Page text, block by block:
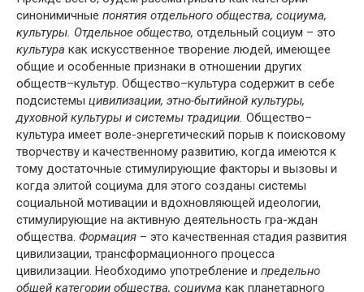
синонимичные понятия отдельного общества, социума,
культуры. Отдельное общество, отдельный социум – это
культура как искусственное творение людей, имеющее
общие и особенные признаки в отношении других
обществ–культур. Общество–культура содержит в себе
подсистемы цивилизации, этно-бытийной культуры,
духовной культуры и системы традиции. Общество–
культура имеет воле-энергетический порыв к поисковому
творчеству и качественному развитию, когда имеются к
тому достаточные стимулирующие факторы и вызовы и
когда элитой социума для этого созданы системы
социальной мотивации и вдохновляющей идеологии,
стимулирующие на активную деятельность гра-ждан
общества. Формация – это качественная стадия развития
цивилизации, трансформационного процесса
цивилизации. Необходимо употребление и предельно
общей категории общества, социума как планетарного